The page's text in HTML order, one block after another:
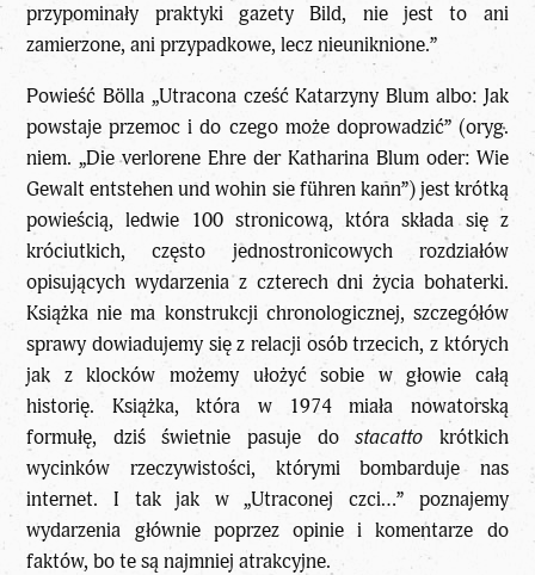
przypominały praktyki gazety Bild, nie jest to ani
zamierzone, ani przypadkowe, lecz nieuniknione.”
Powieść Bölla „Utracona cześć Katarzyny Blum albo: Jak
powstaje przemoc i do czego może doprowadzić” (oryg.
niem. „Die verlorene Ehre der Katharina Blum oder: Wie
Gewalt entstehen und wohin sie führen kann”) jest krótką
powieścią, ledwie 100 stronicową, która składa się z
króciutkich, często jednostronicowych rozdziałów
opisujących wydarzenia z czterech dni życia bohaterki.
Książka nie ma konstrukcji chronologicznej, szczegółów
sprawy dowiadujemy się z relacji osób trzecich, z których
jak z klocków możemy ułożyć sobie w głowie całą
historię. Książka, która w 1974 miała nowatorską
formułę, dziś świetnie pasuje dostacatto krótkich
wycinków rzeczywistości, którymi bombarduje nas
internet. I tak jak w „Utraconej czci…” poznajemy
wydarzenia głównie poprzez opinie i komentarze do
faktów, bo te są najmniej atrakcyjne.